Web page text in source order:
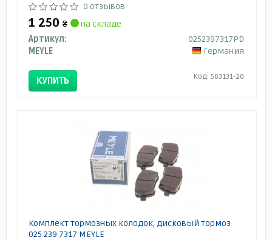
0 отзывов
1 250 ₴
на складе
Артикул:
0252397317PD
MEYLE
Германия
КУПИТЬ Код: 503131-20
Комплект тормозных колодок, дисковый тормоз
025 239 7317 MEYLE